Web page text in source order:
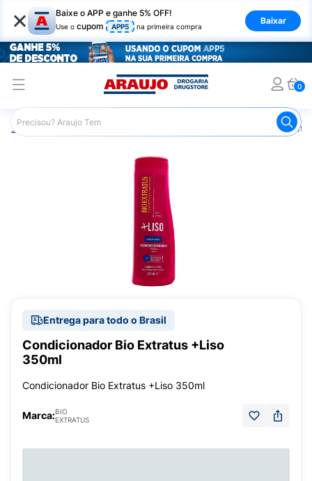
× Baixe o APP e ganhe 5% OFF!
Use o cupom APP5 na primeira compra
Baixar
0
Araujo Cabelo Cabelos Lisos ou com
Entrega para todo o Brasil
Condicionador Bio Extratus +Liso
350ml
Condicionador Bio Extratus +Liso 350ml
Marca:BIO
EXTRATUS